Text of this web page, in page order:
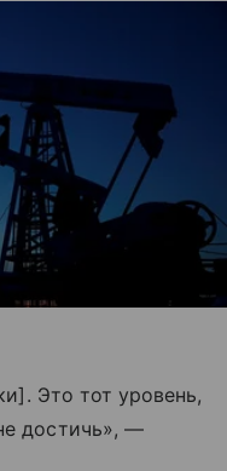
Это тот уровень,
достичь», —